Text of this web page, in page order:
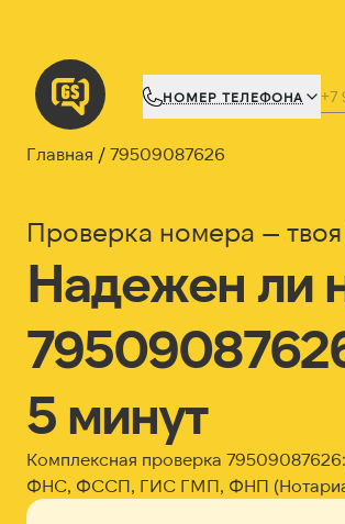
НОМЕР ТЕЛЕФОНА
Главная 79509087626
Проверка номера —
Надежен ли
5 минут
Комплексная проверка
ФНС, ФССП, ГИС ГМП, ФНП